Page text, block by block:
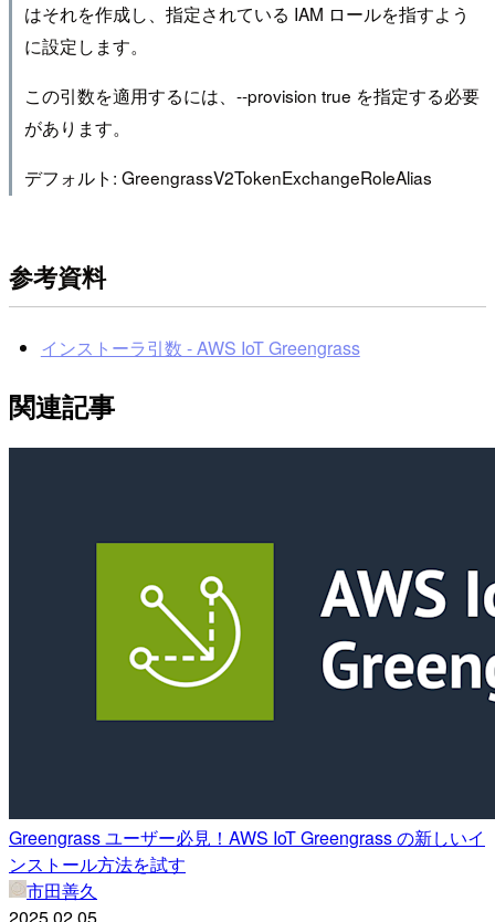
はそれを作成し、指定されている IAM ロールを指すよう
に設定します。
この引数を適用するには、--provision true を指定する必要
があります。
デフォルト: GreengrassV2TokenExchangeRoleAlias
参考資料
インストーラ引数 - AWS IoT Greengrass
関連記事
Greengrass ユーザー必見！AWS IoT Greengrass の新しいイ
ンストール方法を試す
市田善久